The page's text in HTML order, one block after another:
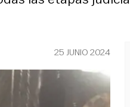
25 JUNIO 2024